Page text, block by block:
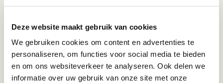
Deze website maakt gebruik van cookies
We gebruiken cookies om content en advertenties te
personaliseren, om functies voor social media te bieden
en om ons websiteverkeer te analyseren. Ook delen we
informatie over uw gebruik van onze site met onze
Allergie
Assessment of a Multispecies Probiotic
Supplement for Relief of Seasonal Allergic